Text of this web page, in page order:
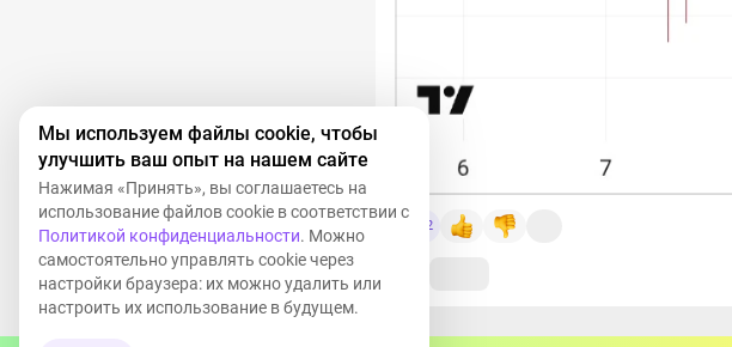
2
Мы используем файлы cookie, чтобы
улучшить ваш опыт на нашем сайте
Нажимая «Принять», вы соглашаетесь на
использование файлов cookie в соответствии с
Политикой конфиденциальности. Можно
самостоятельно управлять cookie через
настройки браузера: их можно удалить или
настроить их использование в будущем.